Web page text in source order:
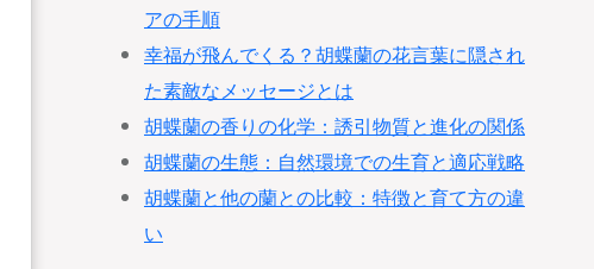
アの手順
幸福が飛んでくる？胡蝶蘭の花言葉に隠され
た素敵なメッセージとは
胡蝶蘭の香りの化学：誘引物質と進化の関係
胡蝶蘭の生態：自然環境での生育と適応戦略
胡蝶蘭と他の蘭との比較：特徴と育て方の違
い